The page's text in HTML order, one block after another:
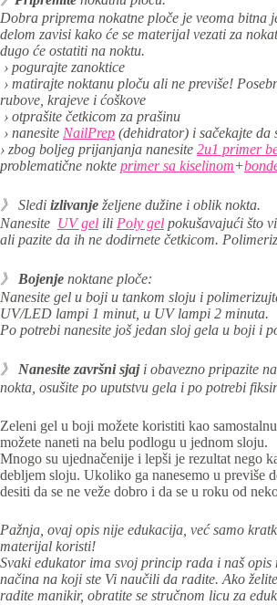
Dobra priprema nokatne ploče je veoma bitna
delom zavisi kako će se materijal vezati za
dugo će ostatiti na noktu.
› pogurajte zanoktice
› matirajte noktanu ploču ali ne previše!
rubove, krajeve i ćoškove
› otprašite četkicom za prašinu
› nanesite NailPrep (dehidrator) i sačekajte da
› zbog boljeg prijanjanja nanesite 2u1 primer
problematične nokte primer sa kiselinom+
》 Sledi izlivanje željene dužine i oblik nokta.
Nanesite UV gel ili Poly gel pokušavajući što
ali pazite da ih ne dodirnete četkicom.
》 Bojenje noktane ploče:
Nanesite gel u boji u tankom sloju i p
UV/LED lampi 1 minut, u UV lampi 2 minuta.
Po potrebi nanesite još jedan sloj gela u boji i
》 Nanesite završni sjaj i obavezno pripazite
nokta, osušite po uputstvu gela i po potrebi
Zeleni gel u boji možete koristiti kao
možete naneti na belu podlogu u jednom sloju.
Mnogo su ujednačenije i lepši je rezultat nego
debljem sloju. Ukoliko ga nanesemo u previše
desiti da se ne veže dobro i da se u roku od
Pažnja, ovaj opis nije edukacija, već samo
materijal koristi!
Svaki edukator ima svoj princip rada i naš opis
načina na koji ste Vi naučili da radite. Ako
radite manikir, obratite se stručnom licu za